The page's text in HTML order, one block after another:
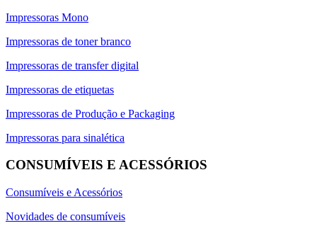
Impressoras Mono
Impressoras de toner branco
Impressoras de transfer digital
Impressoras de etiquetas
Impressoras de Produção e Packaging
Impressoras para sinalética
CONSUMÍVEIS E ACESSÓRIOS
Consumíveis e Acessórios
Novidades de consumíveis